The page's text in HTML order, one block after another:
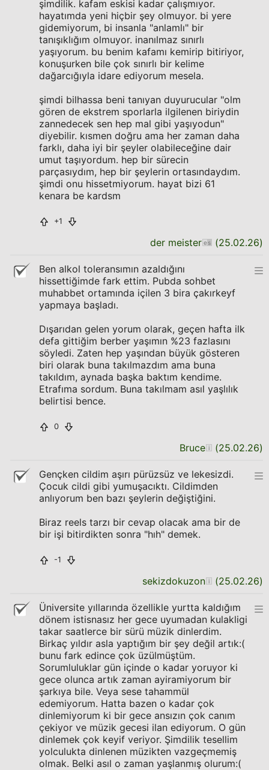
şimdilik. kafam eskisi kadar çalışmıyor.
hayatımda yeni hiçbir şey olmuyor. bi yere
gidemiyorum, bi insanla "anlamlı" bir
tanışıklığım olmuyor. inanılmaz sınırlı
yaşıyorum. bu benim kafamı kemirip bitiriyor,
konuşurken bile çok sınırlı bir kelime
dağarcığıyla idare ediyorum mesela.
şimdi bilhassa beni tanıyan duyurucular "olm
gören de ekstrem sporlarla ilgilenen biriydin
zannedecek sen hep mal gibi yaşıyodun"
diyebilir. kısmen doğru ama her zaman daha
farklı, daha iyi bir şeyler olabileceğine dair
umut taşıyordum. hep bir sürecin
parçasıydım, hep bir şeylerin ortasındaydım.
şimdi onu hissetmiyorum. hayat bizi 61
kenara be kardsm
+1
der meister (25.02.26)
Ben alkol toleransımın azaldığını
hissettiğimde fark ettim. Pubda sohbet
muhabbet ortamında içilen 3 bira çakırkeyf
yapmaya başladı.
Dışarıdan gelen yorum olarak, geçen hafta ilk
defa gittiğim berber yaşımın %23 fazlasını
söyledi. Zaten hep yaşından büyük gösteren
biri olarak buna takılmazdım ama buna
takıldım, aynada başka baktım kendime.
Etrafıma sordum. Buna takılmam asıl yaşlılık
belirtisi bence.
0
Bruce (25.02.26)
Gençken cildim aşırı pürüzsüz ve lekesizdi.
Çocuk cildi gibi yumuşacıktı. Cildimden
anlıyorum ben bazı şeylerin değiştiğini.
Biraz reels tarzı bir cevap olacak ama bir de
bir işi bitirdikten sonra "hıh" demek.
-1
sekizdokuzon (25.02.26)
Üniversite yıllarında özellikle yurtta kaldığım
dönem istisnasız her gece uyumadan kulakligi
takar saatlerce bir sürü müzik dinlerdim.
Birkaç yıldır asla yaptığım bir şey değil artık:(
bunu fark edince çok üzülmüştüm.
Sorumluluklar gün içinde o kadar yoruyor ki
gece olunca artık zaman ayiramiyorum bir
şarkıya bile. Veya sese tahammül
edemiyorum. Hatta bazen o kadar çok
dinlemiyorum ki bir gece ansızın çok canım
çekiyor ve müzik gecesi ilan ediyorum. O gün
dinlemek çok keyif veriyor. Şimdilik tesellim
yolculukta dinlenen müzikten vazgeçmemiş
olmak. Belki asıl o zaman yaşlanmış olurum:(